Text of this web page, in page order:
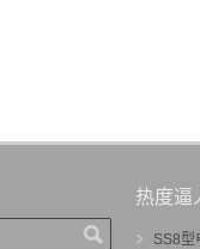
热度逼
SS8型